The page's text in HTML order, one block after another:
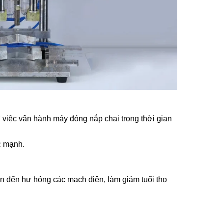
vận hành máy đóng nắp chai trong thời gian
mạnh.
đến hư hỏng các mạch điện, làm giảm tuổi thọ
Dụng
Tiết,
Dụng
Gia
Khi
Mini